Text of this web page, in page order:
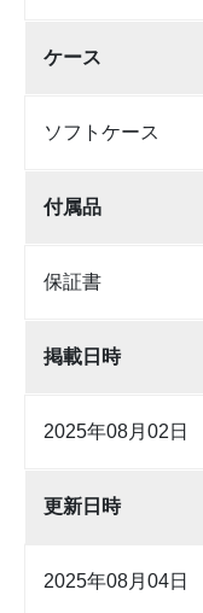
ケース
ソフトケース
付属品
保証書
掲載日時
2025年08月02日
更新日時
2025年08月04日